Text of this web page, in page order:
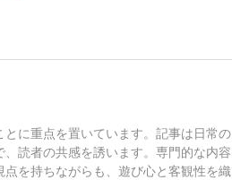
に重点を置いています。記事は日常
読者の共感を誘います。専門的な内
を持ちながらも、遊び心と客観性を